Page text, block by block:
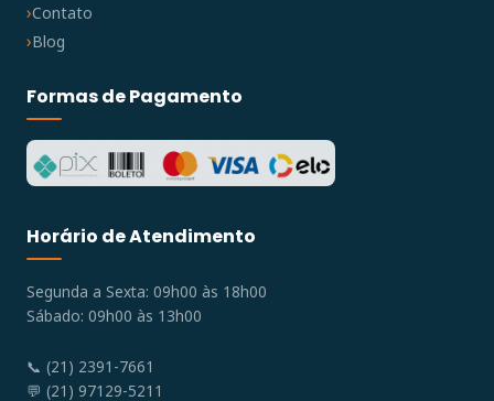
Contato
Blog
Formas de Pagamento
Horário de Atendimento
Segunda a Sexta: 09h00 às 18h00
Sábado: 09h00 às 13h00
📞 (21) 2391-7661
💬 (21) 97129-5211